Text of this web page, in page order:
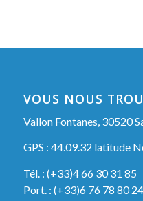
VOUS NOUS
Vallon Fontanes, 30520
GPS : 44.09.32 latitude
Tél. : (+33)4 66 30 31 85
Port. : (+33)6 76 78 80 24